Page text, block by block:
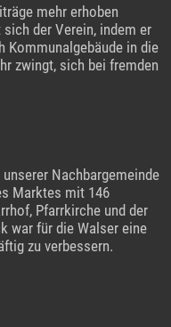
mehr erhoben
der Verein, indem er
Kommunalgebäude in die
zwingt, sich bei fremden
Nachbargemeinde
Marktes mit 146
Pfarrkirche und der
war für die Walser eine
zu verbessern.